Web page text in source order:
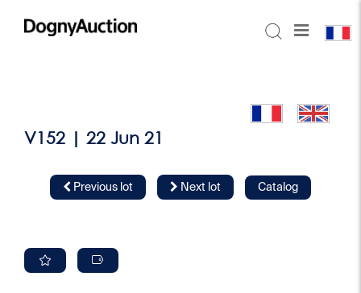
V152 | 22 Jun 21
Previous lot Next lot Catalog